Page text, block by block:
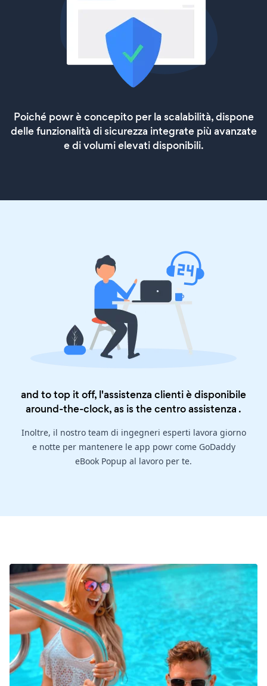
Poiché powr è concepito per la scalabilità, dispone
delle funzionalità di sicurezza integrate più avanzate
e di volumi elevati disponibili.
and to top it off, l'assistenza clienti è disponibile
around-the-clock, as is thecentro assistenza .
Inoltre, il nostro team di ingegneri esperti lavora giorno
e notte per mantenere le app powr come GoDaddy
eBook Popup al lavoro per te.